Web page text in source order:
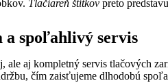
Tlačiareň štítkov preto
a spoľahlivý servis
ale aj kompletný servis tlačových
čím zaisťujeme dlhodobú